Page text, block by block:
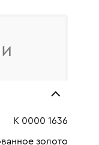
К 0000 1636
золото